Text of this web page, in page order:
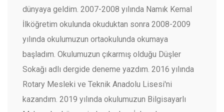
dünyaya geldim. 2007-2008 yılında Namık Kemal
İlköğretim okulunda okuduktan sonra 2008-2009
yılında okulumuzun ortaokulunda okumaya
başladım. Okulumuzun çıkarmış olduğu Düşler
Sokağı adlı dergide deneme yazdım. 2016 yılında
Rotary Mesleki ve Teknik Anadolu Lisesi'ni
kazandım. 2019 yılında okulumuzun Bilgisayarlı